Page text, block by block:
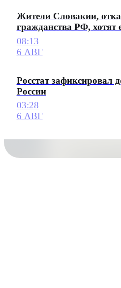
Жители Словакии,
гражданства РФ, хотят
08:13
6 АВГ
Росстат зафиксировал
России
03:28
6 АВГ